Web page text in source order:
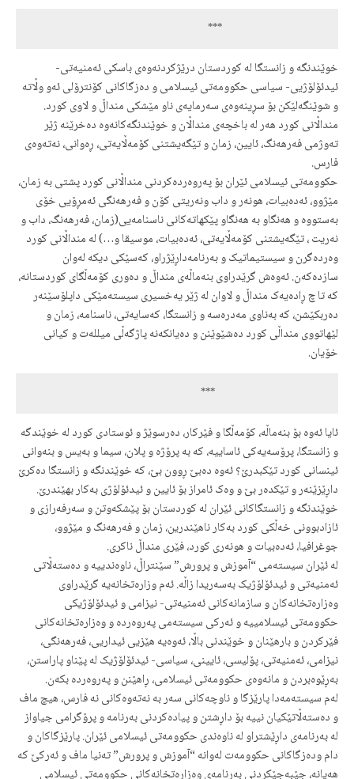
                                            ***
خوێندنگە و زانستگا لە کوردستان درێژکردنەوەی باسکی ئەمنیەتی-
ئیدئۆلۆژیی- سیاسی حکوومەتی ئیسلامی و دەزگاکانی کۆنترۆلی ئەو وڵاتە
و شوێنگەلێکن بۆ سڕینەوەی سەرمایەی ناو مێشکی منداڵ و لاوی کورد.
منداڵانی کورد هەر لە باخچەی منداڵان و خوێندنگەکانەوە دەخرێنە ژێر
تەوژمی فەرهەنگ، ئایین، زمان و تێگەیشتنی کۆمەڵایەتی، ڕەوانی، نەتەوەی
فارس.
حکوومەتی ئیسلامی ئێران بۆ پەروەردەکردنی منداڵانی کورد پشتی بە زمان،
مێژوو، ئەدەبیات، هونەر و داب ونەریتی کۆن و فەرهەنگی ئەمڕۆیی خۆی
بەستووە و هەنگاو بە هەنگاو پێکهاتەکانی ناسنامەیی(زمان، فەرهەنگ، داب و
نەریت ، تێگەیشتنی کۆمەڵایەتی، ئەدەبیات، موسیقا و…) لە منداڵانی کورد
وەردەگرن و سیستیماتیک و بەرنامەداڕێژراو، کەسێکی دیکە لەوان
سازدەکەن. ئەوەش گرێدراوی بنەماڵەی منداڵ و دەوری کۆمەڵگای کوردستانە،
کە تا چ ڕادەیەک منداڵ و لاوان لە ژێر یەخسیری سیستەمێکی داپلۆسێنەر
دەربکێشن، کە بەناوی مەدرەسە و زانستگا، کەسایەتی، ناسنامە، زمان و
لێهاتووی منداڵی کورد دەشێوێنن و دەیانکەنە پاژگەڵی میللەت و کیانی
خۆیان.
                                               ***
ئایا ئەوە بۆ بنەماڵە، کۆمەڵگا و فێرکار، دەرسوێژ و ئوستادی کورد لە خوێندگە
و زانستگا، پرۆسەیەکی ئاساییە، کە بە پرۆژە و پلان، سیما و بەیس و بنەوانی
ئینسانی کورد تێکبدرێ؟ ئەوە دەبێ ڕوون بێ، کە خوێندنگە و زانستگا دەکرێ
داڕێزێنەر و تێکدەر بێ و وەک ئامراز بۆ ئایین و ئیدئۆلۆژی بەکار بهێندرێ.
خوێندنگە و زانستگاکانی ئێران لە کوردستان بۆ پێشکەوتن و سەرفەرازی و
ئازادبوونی خەڵکی کورد بەکار ناهێندرین، زمان و فەرهەنگ و مێژوو،
جوغرافیا، ئەدەبیات و هونەری کورد، فێری منداڵ ناکری.
لە ئێران سیستەمی “آموزش و پرورش” سێنتراڵ، ناوەندییە و دەستەڵاتی
ئەمنیەتی و ئیدئۆلۆژیک بەسەریدا زاڵە. ئەم وزارەتخانەیە گرێدراوی
وەزارەتخانەکان و سازمانەکانی ئەمنیەتی- نیزامی و ئیدئۆلۆژیکی
حکوومەتی ئیسلامییە و ئەرکی سیستەمی پەروەردە و وەزارەتخانەکانی
فێرکردن و بارهێنان و خوێندنی باڵا، ئەوەیە هێزیی ئیداریی، فەرهەنگی،
نیزامی، ئەمنیەتی، پۆلیسی، ئایینی، سیاسی- ئیدئۆلۆژیک لە پێناو پاراستن،
بەڕێوەبردن و مانەوەی حکوومەتی ئیسلامی، ڕاهێنن و پەروەردە بکەن.
لەم سیستەمەدا پارێزگا و ناوچەکانی سەر بە نەتەوەکانی نە فارس، هیچ ماف
و دەستەڵاتێکیان نییە بۆ داڕشتن و پیادەکردنی بەرنامە و پرۆگرامی جیاواز
لە بەرنامەی داڕێشتراو لە ناوەندی حکوومەتی ئیسلامی ئێران. پارێزگاکان و
دام ودەزگاکانی حکوومەت لەوانە “آموزش و پرورش” تەنیا ماف و ئەرکێ کە